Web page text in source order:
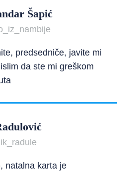
Šapić
predsedniče, javite mi
da ste mi greškom
natalna karta je